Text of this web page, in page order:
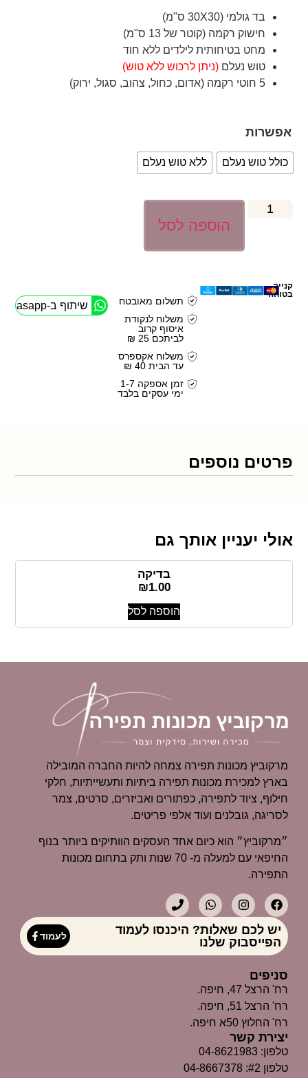
בד גולמי (30X30 ס"מ)
חישוק רקמה (קוטר של 13 ס"מ)
מחט בטיחותית לילדים ללא חוד
טוש נעלם (ניתן לרכוש ללא טוש)
5 חוטי רקמה (אדום, כחול, צהוב, סגול, ירוק)
אפשרות
כולל טוש נעלם ללא טוש נעלם
הוספה לסל
קנייה
בטוחה
תשלום מאובטח
משלוח לנקודת
איסוף קרוב
לביתכם 25 ₪
משלוח אקספרס
עד הבית 40 ₪
זמן אספקה 1-7
ימי עסקים בלבד
שיתוף ב-Whasapp
פרטים נוספים
אולי יעניין אותך גם
בדיקה
₪1.00
הוספה לסל
מרקוביץ מכונות תפירה צמחה להיות החברה המובילה
בארץ למכירת מכונות תפירה ביתיות ותעשייתיות, חלקי
חילוף, ציוד לתפירה, כפתורים ואביזרים, סרטים, צמר
לסריגה, גובלנים ועוד אלפי פריטים.
״מרקוביץ״ הוא כיום אחד העסקים הוותיקים ביותר בנוף
החיפאי עם למעלה מ- 70 שנות ותק בתחום מכונות
התפירה.
יש לכם שאלות? היכנסו לעמוד
הפייסבוק שלנו
לעמוד
סניפים
רח' הרצל 47, חיפה.
רח' הרצל 51, חיפה.
רח' החלוץ 50א חיפה.
יצירת קשר
טלפון: 04-8621983
טלפון #2: 04-8667378